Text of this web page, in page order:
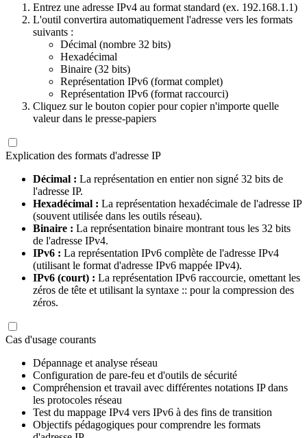
Entrez une adresse IPv4 au format standard (ex. 192.168.1.1)
L'outil convertira automatiquement l'adresse vers les formats
suivants :
Décimal (nombre 32 bits)
Hexadécimal
Binaire (32 bits)
Représentation IPv6 (format complet)
Représentation IPv6 (format raccourci)
Cliquez sur le bouton copier pour copier n'importe quelle
valeur dans le presse-papiers
Explication des formats d'adresse IP
Décimal : La représentation en entier non signé 32 bits de
l'adresse IP.
Hexadécimal : La représentation hexadécimale de l'adresse IP
(souvent utilisée dans les outils réseau).
Binaire : La représentation binaire montrant tous les 32 bits
de l'adresse IPv4.
IPv6 : La représentation IPv6 complète de l'adresse IPv4
(utilisant le format d'adresse IPv6 mappée IPv4).
IPv6 (court) : La représentation IPv6 raccourcie, omettant les
zéros de tête et utilisant la syntaxe :: pour la compression des
zéros.
Cas d'usage courants
Dépannage et analyse réseau
Configuration de pare-feu et d'outils de sécurité
Compréhension et travail avec différentes notations IP dans
les protocoles réseau
Test du mappage IPv4 vers IPv6 à des fins de transition
Objectifs pédagogiques pour comprendre les formats